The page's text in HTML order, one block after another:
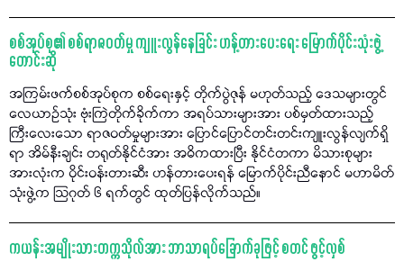
စစ်အုပ်စု၏ စစ်ရာဇဝတ်မှု ကျူးလွန်နေခြင်း ဟန့်တားပေးရေး မြောက်ပိုင်းသုံးဖွဲ့
တောင်းဆို
အကြမ်းဖက်စစ်အုပ်စုက စစ်ရေးနှင့် တိုက်ပွဲဇုန် မဟုတ်သည့် ဒေသများတွင်
လေယာဉ်သုံး ဗုံးကြဲတိုက်ခိုက်ကာ အရပ်သားများအား ပစ်မှတ်ထားသည့်
ကြီးလေးသော ရာဇဝတ်မှုများအား ပြောင်ပြောင်တင်းတင်းကျူးလွန်လျက်ရှိ
ရာ အိမ်နီးချင်း တရုတ်နိုင်ငံအား အဓိကထားပြီး နိုင်ငံတကာ မိသားစုများ
အားလုံးက ဝိုင်းဝန်းတားဆီး ဟန်တားပေးရန် မြောက်ပိုင်းညီနောင် မဟာမိတ်
သုံးဖွဲ့က သြဂုတ် ၆ ရက်တွင် ထုတ်ပြန်လိုက်သည်။
ကယန်းအမျိုးသားတက္ကသိုလ်အား ဘာသာရပ်ခြောက်ခုဖြင့် စတင် ဖွင့်လှစ်